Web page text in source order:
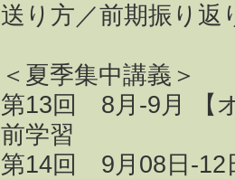
送り方／前期振り返
＜夏季集中講義＞
第13回 8月-9月 【
前学習
第14回 9月08日-12